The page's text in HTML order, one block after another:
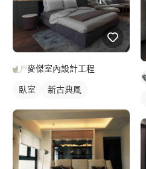
麥傑室內設計工程
臥室 新古典風